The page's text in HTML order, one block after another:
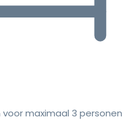
maximaal 3 personen